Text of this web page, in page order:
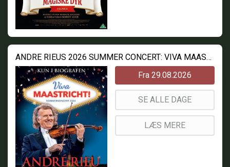
ANDRE RIEUS 2026 SUMMER CONCERT: VIVA MAASTRICHT!
Fra 29.08.2026
SE ALLE DAGE
LÆS MERE